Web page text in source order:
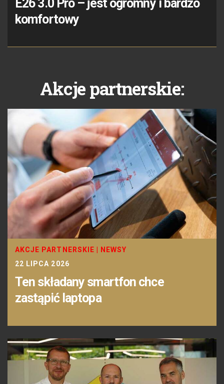
E26 3.0 Pro – jest ogromny i bardzo
komfortowy
Akcje partnerskie:
AKCJE PARTNERSKIE
NEWSY
22 LIPCA 2026
Ten składany smartfon chce
zastąpić laptopa